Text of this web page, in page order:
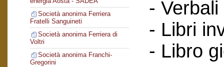
Società anonima Ferriera
Fratelli Sanguineti
Società anonima Ferriera di
Voltri
Società anonima Franchi-
Gregorini
-
- Libri
- Libro